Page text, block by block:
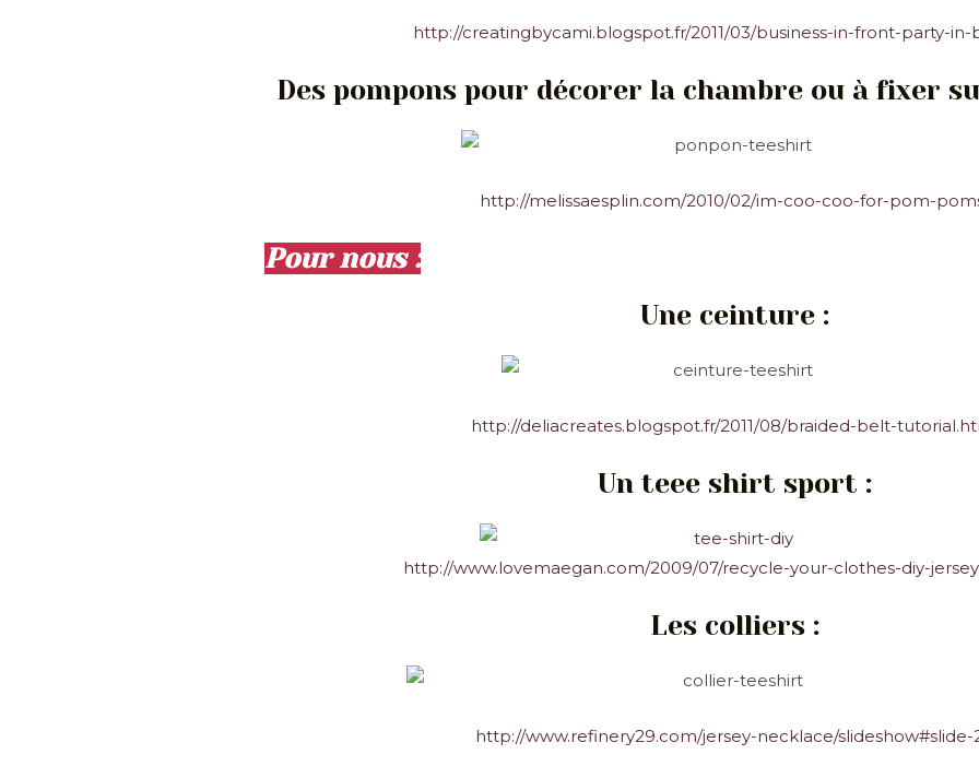
http://creatingbycami.blogspot.fr/2011/03/business-in-front-party-in-
Des pompons pour décorer la chambre ou à fixer
http://melissaesplin.com/2010/02/im-coo-coo-for-pom-
Pour nous :
Une ceinture :
http://deliacreates.blogspot.fr/2011/08/braided-belt-
Un teee shirt sport :
http://www.lovemaegan.com/2009/07/recycle-your-clothes-diy-
Les colliers :
http://www.refinery29.com/jersey-necklace/slideshow#slide-